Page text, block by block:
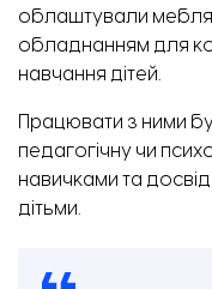
облаштували
обладнанням для
навчання дітей.
Працювати з ними
педагогічну чи
навичками та
дітьми.